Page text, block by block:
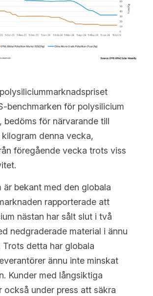
benchmarken för polysilicium
bedöms för närvarande till
denna vecka,
föregående vecka trots viss
är bekant med den globala
rapporterade att
nästan har sålt slut i två
nedgraderade material i ännu
Trots detta har globala
ännu inte minskat
Kunder med långsiktiga
också under press att säkra